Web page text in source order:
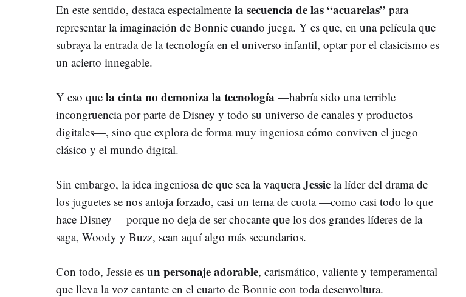
En este sentido, destaca especialmente la secuencia de las “acuarelas” para
representar la imaginación de Bonnie cuando juega. Y es que, en una película que
subraya la entrada de la tecnología en el universo infantil, optar por el clasicismo es
un acierto innegable.
Y eso que la cinta no demoniza la tecnología —habría sido una terrible
incongruencia por parte de Disney y todo su universo de canales y productos
digitales—, sino que explora de forma muy ingeniosa cómo conviven el juego
clásico y el mundo digital.
Sin embargo, la idea ingeniosa de que sea la vaqueraJessie la líder del drama de
los juguetes se nos antoja forzado, casi un tema de cuota —como casi todo lo que
hace Disney— porque no deja de ser chocante que los dos grandes líderes de la
saga, Woody y Buzz, sean aquí algo más secundarios.
Con todo, Jessie es un personaje adorable, carismático, valiente y temperamental
que lleva la voz cantante en el cuarto de Bonnie con toda desenvoltura.